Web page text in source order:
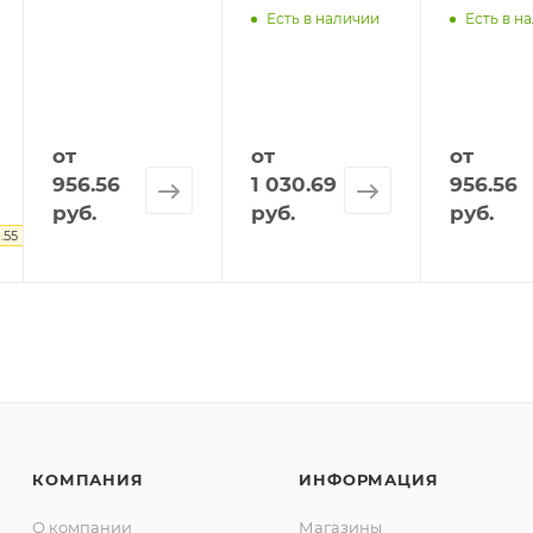
руб.
от
956.56
руб.
Есть в наличии
от
1 030.69
руб.
Есть в
от
956.56
руб.
КОМПАНИЯ
О компании
ИНФОРМАЦИЯ
Магазины